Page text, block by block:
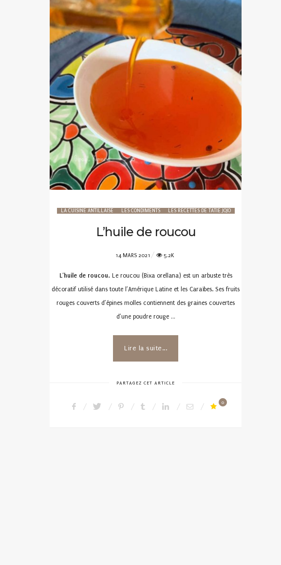
LA CUISINE ANTILLAISE LES CONDIMENTS LES RECETTES DE TATIE JOJO
L’huile de roucou
POSTED
14 MARS 2021 5.2K
L’huile de roucou. Le roucou (Bixa orellana) est un arbuste très
décoratif utilisé dans toute l’Amérique Latine et les Caraïbes. Ses fruits
rouges couverts d’épines molles contiennent des graines couvertes
d’une poudre rouge …
Lire la suite...
PARTAGEZ CET ARTICLE
0